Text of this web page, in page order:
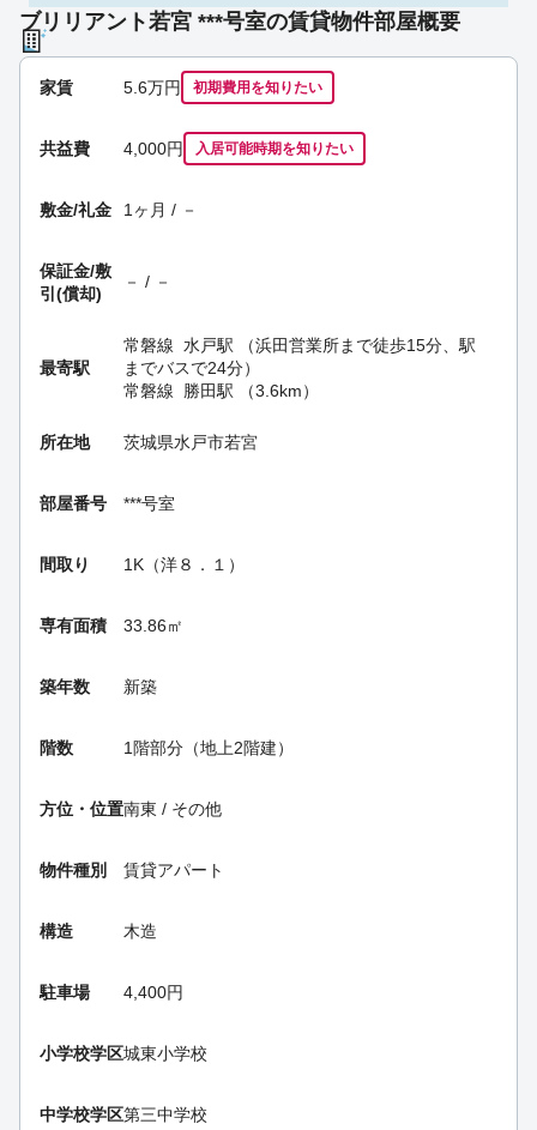
ブリリアント若宮 ***号室の賃貸物件部屋概要
家賃 5.6万円 初期費用を知りたい
共益費 4,000円 入居可能時期を知りたい
敷金/礼金 1ヶ月 / －
保証金/敷
引(償却)
－ / －
最寄駅
常磐線 水戸駅 （浜田営業所まで徒歩15分、駅
までバスで24分）
常磐線
勝田駅 （3.6km）
所在地 茨城県水戸市若宮
部屋番号 ***号室
間取り 1K（洋８．１）
専有面積 33.86㎡
築年数 新築
階数 1階部分（地上2階建）
方位・位置南東 / その他
物件種別 賃貸アパート
構造 木造
駐車場 4,400円
小学校学区城東小学校
中学校学区第三中学校